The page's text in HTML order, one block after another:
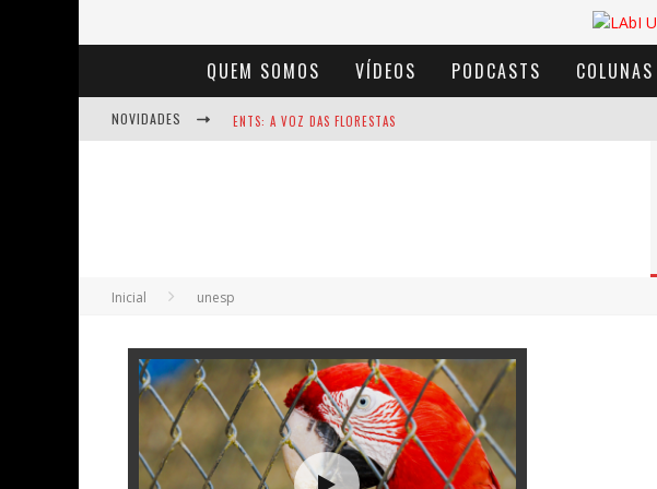
QUEM SOMOS VÍDEOS PODCASTS COLUNAS
NOVIDADES ENTS: A VOZ DAS FLORESTAS
BAÚ DE HISTÓRIAS - A JAMAIS IMAGINADA AVENTURA COM OS MOINHOS
Inicial unesp